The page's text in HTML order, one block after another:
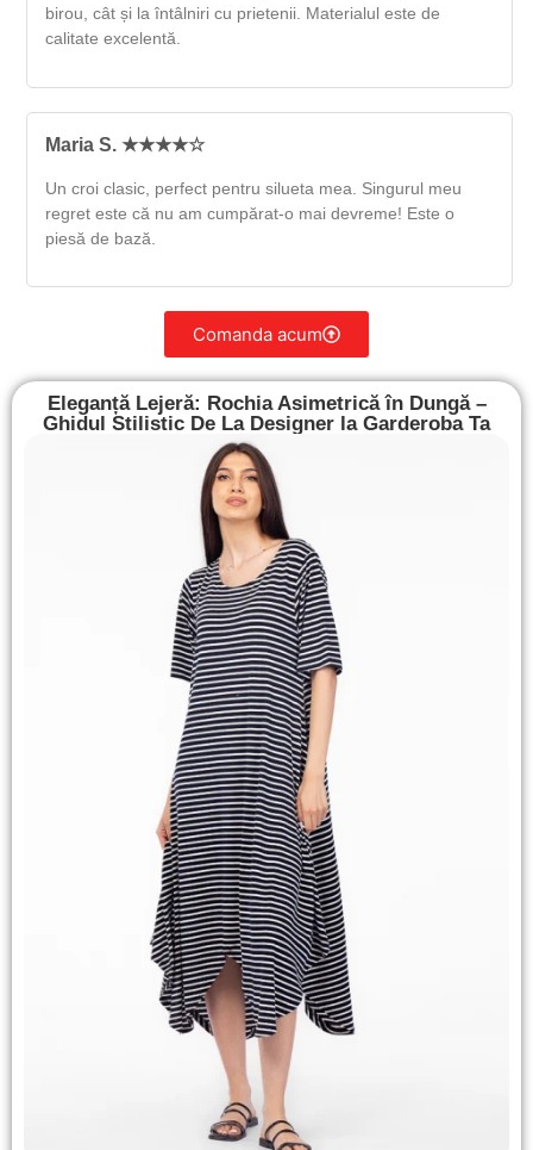
birou, cât și la întâlniri cu prietenii. Materialul este de
calitate excelentă.
Maria S. ★★★★☆
Un croi clasic, perfect pentru silueta mea. Singurul meu
regret este că nu am cumpărat-o mai devreme! Este o
piesă de bază.
Comanda acum
Eleganță Lejeră: Rochia Asimetrică în Dungă –
Ghidul Stilistic De La Designer la Garderoba Ta